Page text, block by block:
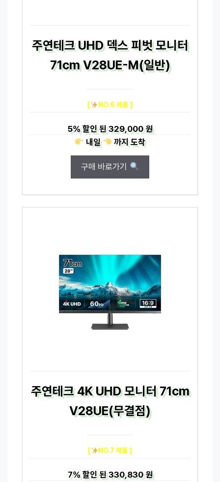
주연테크 UHD 덱스 피벗 모니터
71cm V28UE-M(일반)
[ NO.6 제품 ]
5%할인 된329,000 원
내일
까지도착
구매 바로가기
주연테크 4K UHD 모니터 71cm
V28UE(무결점)
[ NO.7 제품 ]
7%할인 된330,830 원